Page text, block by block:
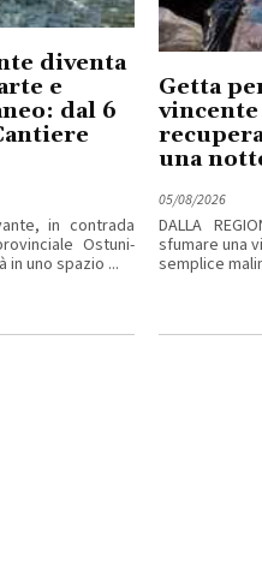
diventa
e
dal 6
in contrada
Ostuni-
in uno spazio ...
Getta
una
05/08/2026
DALLA
sfumare una
semplice